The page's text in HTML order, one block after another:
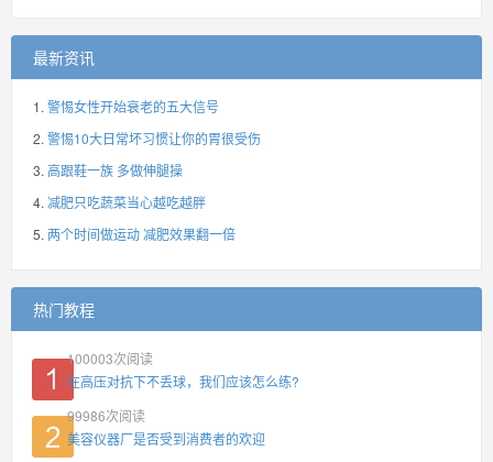
最新资讯
警惕女性开始衰老的五大信号
警惕10大日常坏习惯让你的胃很受伤
高跟鞋一族 多做伸腿操
减肥只吃蔬菜当心越吃越胖
两个时间做运动 减肥效果翻一倍
热门教程
100003次阅读
在高压对抗下不丢球，我们应该怎么练?
99986次阅读
美容仪器厂是否受到消费者的欢迎